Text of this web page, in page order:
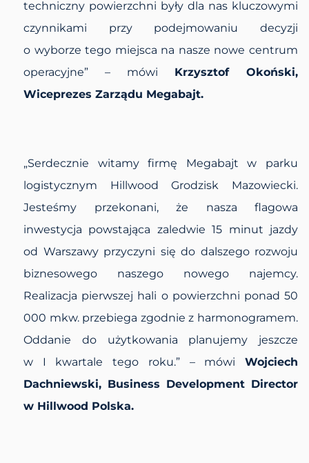
techniczny powierzchni były dla nas kluczowymi
czynnikami przy podejmowaniu decyzji
o wyborze tego miejsca na nasze nowe centrum
operacyjne” – mówi Krzysztof Okoński,
Wiceprezes Zarządu Megabajt.
„Serdecznie witamy firmę Megabajt w parku
logistycznym Hillwood Grodzisk Mazowiecki.
Jesteśmy przekonani, że nasza flagowa
inwestycja powstająca zaledwie 15 minut jazdy
od Warszawy przyczyni się do dalszego rozwoju
biznesowego naszego nowego najemcy.
Realizacja pierwszej hali o powierzchni ponad 50
000 mkw. przebiega zgodnie z harmonogramem.
Oddanie do użytkowania planujemy jeszcze
w I kwartale tego roku.”– mówiWojciech
Dachniewski, Business Development Director
w Hillwood Polska.